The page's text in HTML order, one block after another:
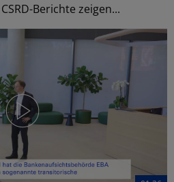
Berichte zeigen...